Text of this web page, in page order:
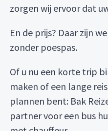
zorgen wij ervoor dat
En de prijs? Daar zijn
zonder poespas.
Of u nu een korte trip
maken of een lange
plannen bent: Bak
partner voor een bus